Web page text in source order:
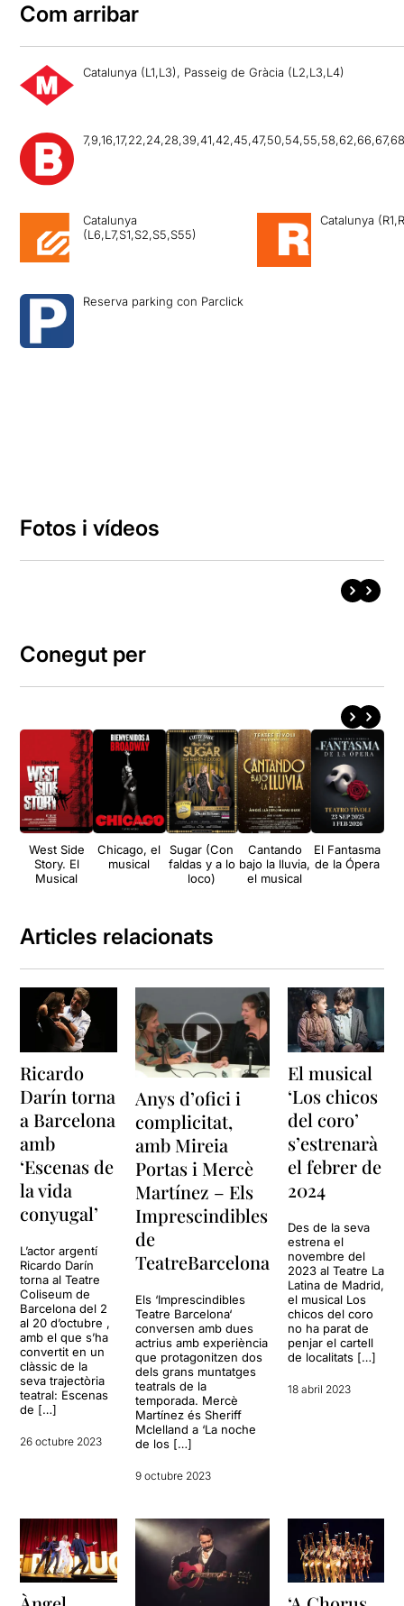
Com arribar
Catalunya (L1,L3), Passeig de Gràcia (L2,L3,L4)
Catalunya
(L6,L7,S1,S2,S5,S55)
Catalunya
Reserva parking con Parclick
Fotos i vídeos
Conegut per
West Side
Story. El
Musical
Chicago, el
musical
Sugar (Con
faldas y a lo
loco)
Cantando
bajo la lluvia,
el musical
El Fantasma
de la Ópera
Articles relacionats
Ricardo
Darín torna
a Barcelona
amb
‘Escenas de
la vida
conyugal’
L’actor argentí
Ricardo Darín
torna al Teatre
Coliseum de
Barcelona del 2
al 20 d’octubre ,
amb el que s’ha
convertit en un
clàssic de la
seva trajectòria
teatral: Escenas
de […]
26 octubre 2023
Anys d’ofici i
complicitat,
amb Mireia
Portas i Mercè
Martínez – Els
Imprescindibles
de
TeatreBarcelona
Els ‘Imprescindibles
Teatre Barcelona‘
conversen amb dues
actrius amb experiència
que protagonitzen dos
dels grans muntatges
teatrals de la
temporada. Mercè
Martínez és Sheriff
Mclelland a ‘La noche
de los […]
9 octubre 2023
El musical
‘Los chicos
del coro’
s’estrenarà
el febrer de
2024
Des de la seva
estrena el
novembre del
2023 al Teatre La
Latina de Madrid,
el musical Los
chicos del coro
no ha parat de
penjar el cartell
de localitats […]
18 abril 2023